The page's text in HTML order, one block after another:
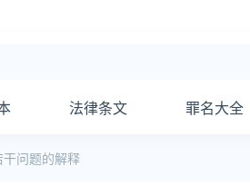
法律条文 罪名大全
问题的解释